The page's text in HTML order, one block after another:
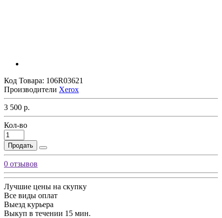
Код Товара: 106R03621
Производители Xerox
3 500 р.
Кол-во
Продать
0 отзывов
Лучшие цены на скупку
Все виды оплат
Выезд курьера
Выкуп в течении 15 мин.